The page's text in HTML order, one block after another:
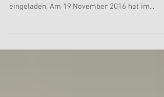
René G. Perkounig (Traditional Style Taekwon-
eingeladen. Am 19.November 2016 hat im...